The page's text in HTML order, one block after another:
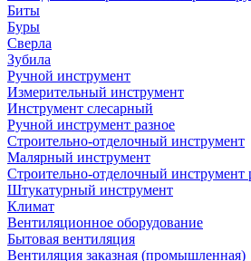
Биты
Буры
Сверла
Зубила
Ручной инструмент
Измерительный инструмент
Инструмент слесарный
Ручной инструмент разное
Строительно-отделочный инструмент
Малярный инструмент
Строительно-отделочный инструмент
Штукатурный инструмент
Климат
Вентиляционное оборудование
Бытовая вентиляция
Вентиляция заказная (промышленная)